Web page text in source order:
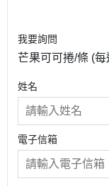
我要詢問
芒果可可捲/條 (每週二.三
姓名
電子信箱